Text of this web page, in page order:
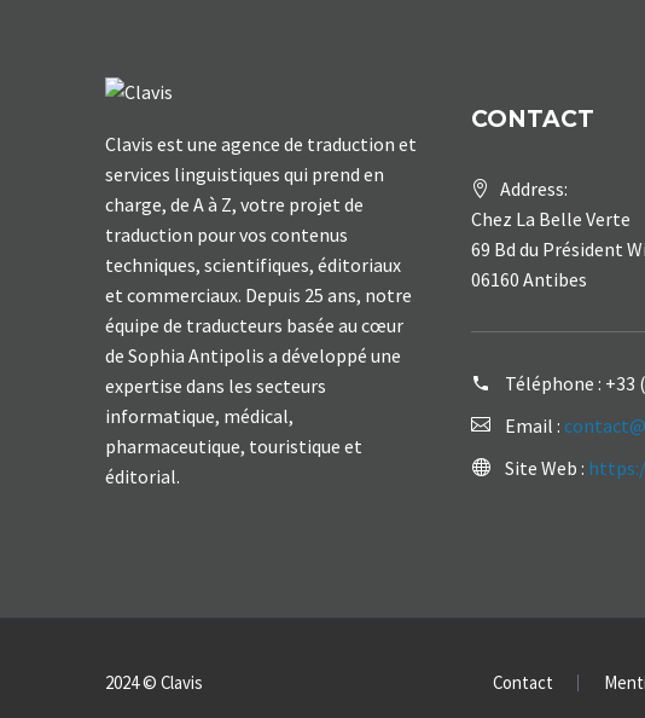
Clavis est une agence de traduction et
services linguistiques qui prend en
charge, de A à Z, votre projet de
traduction pour vos contenus
techniques, scientifiques, éditoriaux
et commerciaux. Depuis 25 ans, notre
équipe de traducteurs basée au cœur
de Sophia Antipolis a développé une
expertise dans les secteurs
informatique, médical,
pharmaceutique, touristique et
éditorial.
CONTACT
Address:
Chez La Belle Verte
69 Bd du Président
06160 Antibes
Téléphone : +33
Email :
Site Web :
Contact
2024 © Clavis